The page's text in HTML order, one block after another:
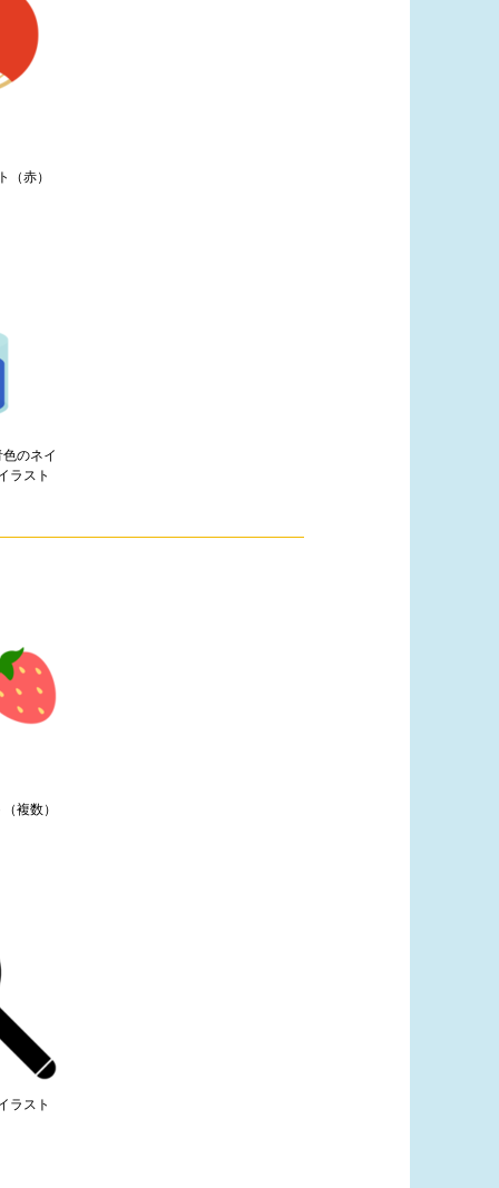
（赤）
のネイ
ラスト
複数）
ラスト